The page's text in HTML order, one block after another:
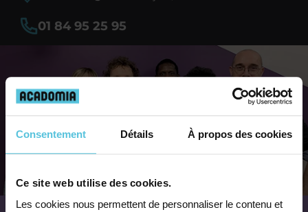
Consentement Détails À propos des cookies
Ce site web utilise des cookies.
Les cookies nous permettent de personnaliser le contenu et
01 84 95 25 95